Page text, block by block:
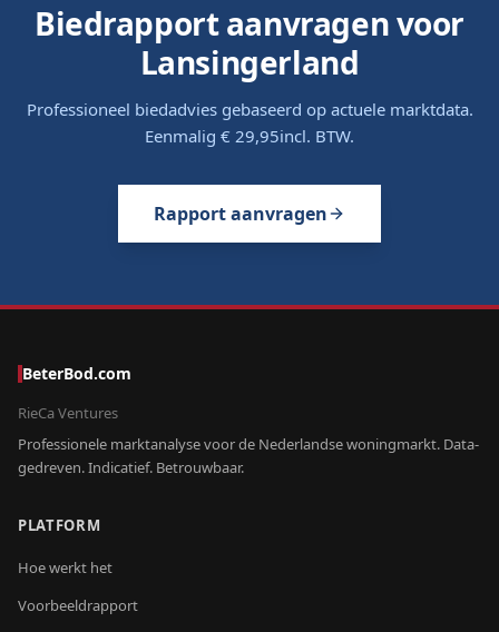
Biedrapport aanvragen voor
Lansingerland
Professioneel biedadvies gebaseerd op actuele marktdata.
Eenmalig € 29,95incl. BTW.
Rapport aanvragen
BeterBod.com
RieCa Ventures
Professionele marktanalyse voor de Nederlandse woningmarkt. Data-
gedreven. Indicatief. Betrouwbaar.
PLATFORM
Hoe werkt het
Voorbeeldrapport